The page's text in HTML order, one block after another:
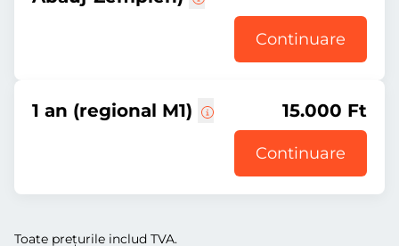
Continuare
1 an (regional M1) 15.000 Ft
Continuare
Toate prețurile includ TVA.